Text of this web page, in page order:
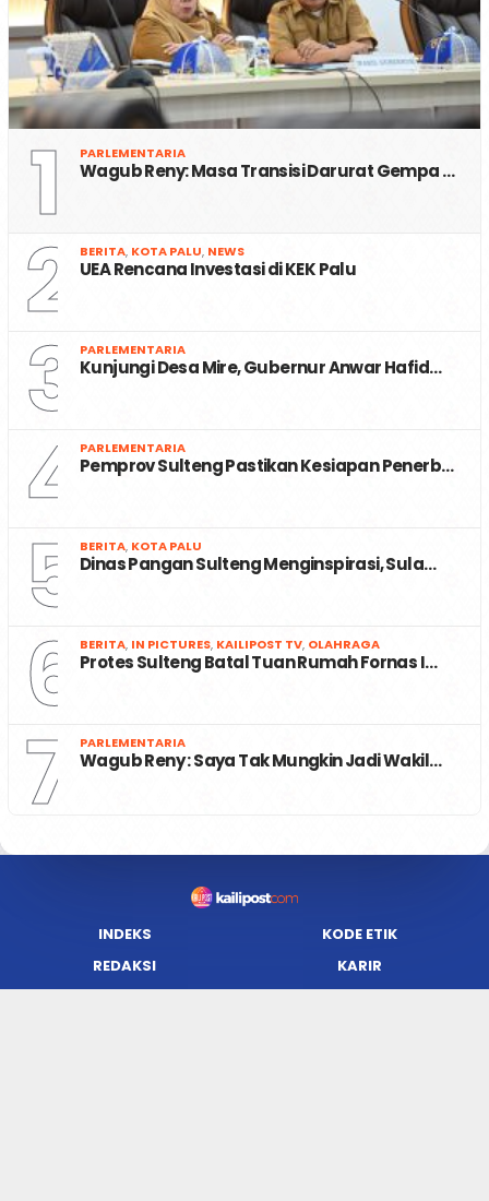
1 PARLEMENTARIA
Wagub Reny: Masa Transisi Darurat Gempa …
2 BERITA, KOTA PALU, NEWS
UEA Rencana Investasi di KEK Palu
3 PARLEMENTARIA
Kunjungi Desa Mire, Gubernur Anwar Hafid…
4 PARLEMENTARIA
Pemprov Sulteng Pastikan Kesiapan Penerb…
5 BERITA, KOTA PALU
Dinas Pangan Sulteng Menginspirasi, Sula…
6 BERITA, IN PICTURES, KAILIPOST TV, OLAHRAGA
Protes Sulteng Batal Tuan Rumah Fornas I…
7 PARLEMENTARIA
Wagub Reny : Saya Tak Mungkin Jadi Wakil…
INDEKS
KODE ETIK
REDAKSI
KARIR